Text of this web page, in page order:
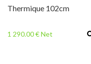
MOTOFAUCHEUSE
Thermique 102cm
1 290.00 € Net